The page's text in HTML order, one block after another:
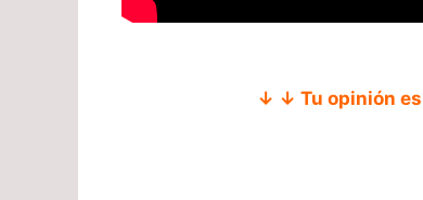
↓ ↓ Tu opinión